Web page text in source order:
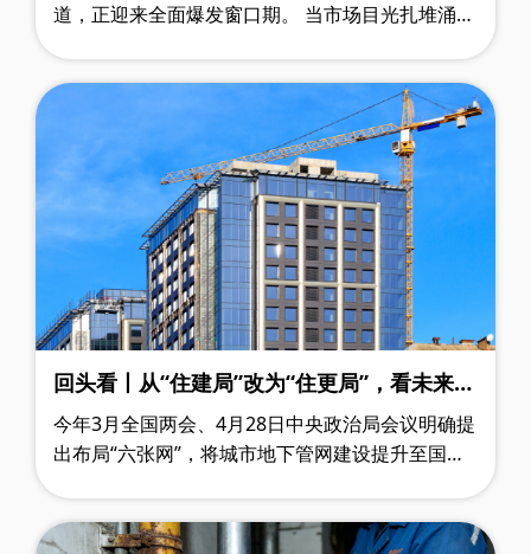
道，正迎来全面爆发窗口期。 当市场目光扎堆涌向
回头看丨从“住建局”改为“住更局”，看未来三
年中央万亿级城市更新资金投向何方
今年3月全国两会、4月28日中央政治局会议明确提
出布局“六张网”，将城市地下管网建设提升至国家